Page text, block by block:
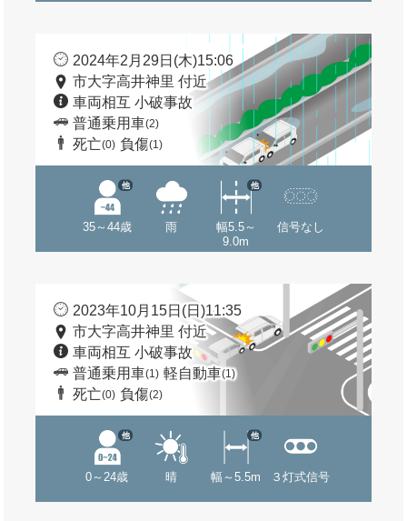
2024年2月29日(木)15:06
市大字高井神里 付近
車両相互 小破事故
普通乗用車(2)
死亡(0) 負傷(1)
35～44歳
他
雨
幅5.5～
9.0m
他
信号なし
2023年10月15日(日)11:35
市大字高井神里 付近
車両相互 小破事故
普通乗用車(1) 軽自動車(1)
死亡(0) 負傷(2)
0～24歳
他
晴 幅～5.5m
他
３灯式信号